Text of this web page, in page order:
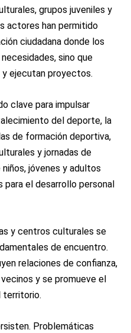
grupos juveniles y
actores han permitido
ciudadana donde los
sino que
ejecutan proyectos.
clave para impulsar
del deporte, la
de formación deportiva,
y jornadas de
jóvenes y adultos
para el desarrollo personal
y centros culturales se
de encuentro.
relaciones de confianza,
y se promueve el
territorio.
Problemáticas